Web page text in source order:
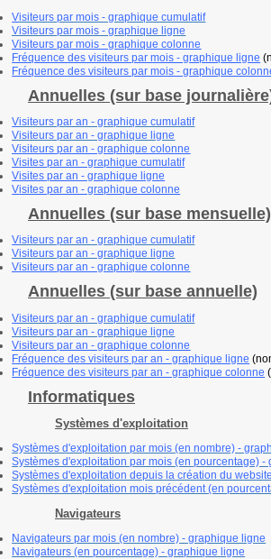
Visiteurs par mois - graphique cumulatif
Visiteurs par mois - graphique ligne
Visiteurs par mois - graphique colonne
Fréquence des visiteurs par mois - graphique ligne
Fréquence des visiteurs par mois - graphique
Annuelles (sur base
Visiteurs par an - graphique cumulatif
Visiteurs par an - graphique ligne
Visiteurspar an - graphique colonne
Visites par an - graphique cumulatif
Visites par an - graphique ligne
Visites par an - graphique colonne
Annuelles (sur base mensuelle)
Visiteurs par an - graphique cumulatif
Visiteurs par an - graphique ligne
Visiteurspar an - graphique colonne
Annuelles (sur base annuelle)
Visiteurs par an - graphique cumulatif
Visiteurs par an - graphique ligne
Visiteurs par an - graphique colonne
Fréquence des visiteurs par an - graphique ligne
Fréquence des visiteurs par an - graphique colonne
Informatiques
Systèmes d'exploitation
Systèmes d'exploitation par mois (en nombre) -
Systèmes d'exploitation par mois (en pourcentage) -
Systèmes d'exploitation depuis la création du
Systèmes d'exploitation mois précédent (en
Navigateurs
Navigateurs par mois (en nombre) - graphique ligne
Navigateurs (en pourcentage) - graphique ligne